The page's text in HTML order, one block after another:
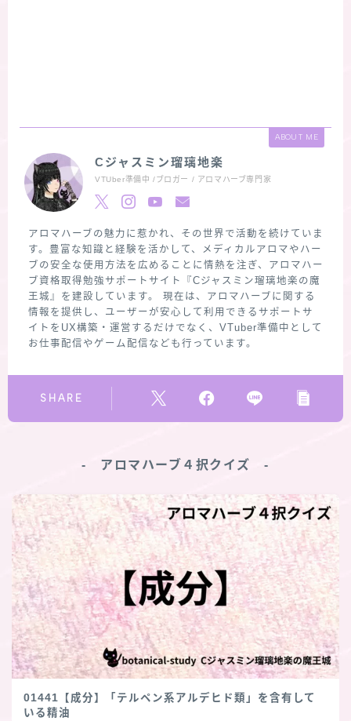
ABOUT ME
Cジャスミン瑠璃地楽
VTUber準備中 /ブロガー / アロマハーブ専門家
アロマハーブの魅力に惹かれ、その世界で活動を続けていま
す。豊富な知識と経験を活かして、メディカルアロマやハー
ブの安全な使用方法を広めることに情熱を注ぎ、アロマハー
ブ資格取得勉強サポートサイト『Cジャスミン瑠璃地楽の魔
王城』を建設しています。 現在は、アロマハーブに関する
情報を提供し、ユーザーが安心して利用できるサポートサ
イトをUX構築・運営するだけでなく、VTuber準備中として
お仕事配信やゲーム配信なども行っています。
SHARE
‐ アロマハーブ４択クイズ ‐
01441【成分】「テルペン系アルデヒド類」を含有して
いる精油